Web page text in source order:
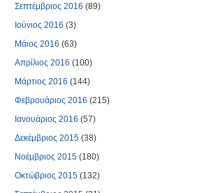
Σεπτέμβριος 2016 (89)
Ιούνιος 2016 (3)
Μάιος 2016 (63)
Απρίλιος 2016 (100)
Μάρτιος 2016 (144)
Φεβρουάριος 2016 (215)
Ιανουάριος 2016 (57)
Δεκέμβριος 2015 (38)
Νοέμβριος 2015 (180)
Οκτώβριος 2015 (132)